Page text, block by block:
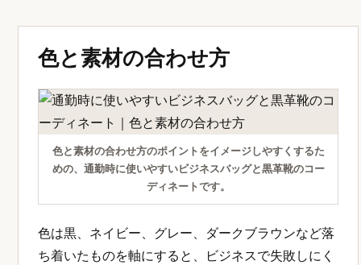
色と素材の合わせ方
色と素材の合わせ方のポイントをイメージしやすくするた
めの、通勤時に使いやすいビジネスバッグと黒革靴のコー
ディネートです。
色は黒、ネイビー、グレー、ダークブラウンなど落
ち着いたものを軸にすると、ビジネスで失敗しにく